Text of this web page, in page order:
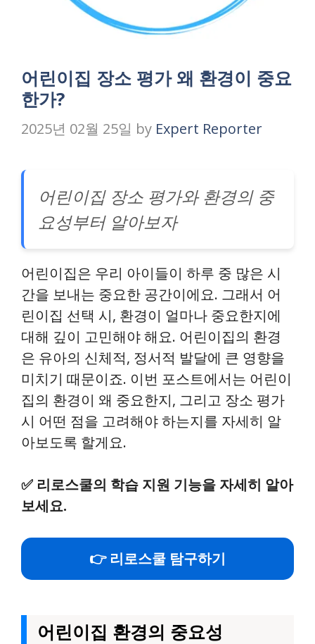
어린이집 장소 평가 왜 환경이 중요
한가?
2025년 02월 25일 by Expert Reporter
어린이집 장소 평가와 환경의 중
요성부터 알아보자
어린이집은 우리 아이들이 하루 중 많은 시
간을 보내는 중요한 공간이에요. 그래서 어
린이집 선택 시, 환경이 얼마나 중요한지에
대해 깊이 고민해야 해요. 어린이집의 환경
은 유아의 신체적, 정서적 발달에 큰 영향을
미치기 때문이죠. 이번 포스트에서는 어린이
집의 환경이 왜 중요한지, 그리고 장소 평가
시 어떤 점을 고려해야 하는지를 자세히 알
아보도록 할게요.
✅ 리로스쿨의 학습 지원 기능을 자세히 알아
보세요.
👉 리로스쿨 탐구하기
어린이집 환경의 중요성